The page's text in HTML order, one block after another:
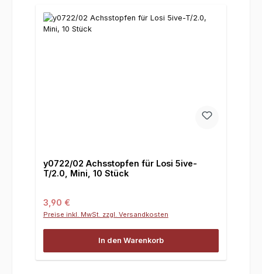
y0722/02 Achsstopfen für Losi 5ive-
T/2.0, Mini, 10 Stück
Regulärer Preis:
3,90 €
Preise inkl. MwSt. zzgl. Versandkosten
In den Warenkorb